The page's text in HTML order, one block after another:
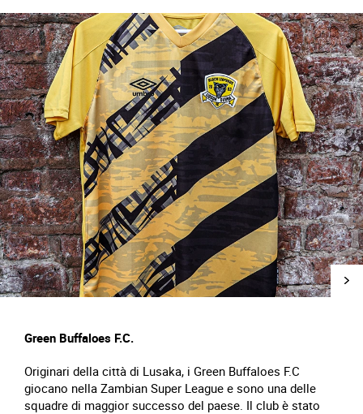
Green Buffaloes F.C.
Originari della città di Lusaka, i Green Buffaloes F.C
giocano nella Zambian Super League e sono una delle
squadre di maggior successo del paese. Il club è stato